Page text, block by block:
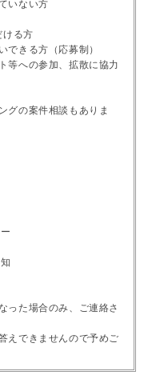
いない方
ける方
できる方（応募制）
等への参加、拡散に協力
グの案件相談もありま
った場合のみ、ご連絡さ
えできませんので予めご